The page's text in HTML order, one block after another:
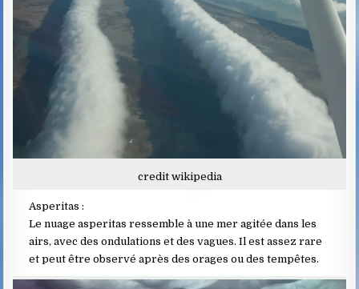
credit wikipedia
Asperitas :
Le nuage asperitas ressemble à une mer agitée dans les
airs, avec des ondulations et des vagues. Il est assez rare
et peut être observé après des orages ou des tempêtes.